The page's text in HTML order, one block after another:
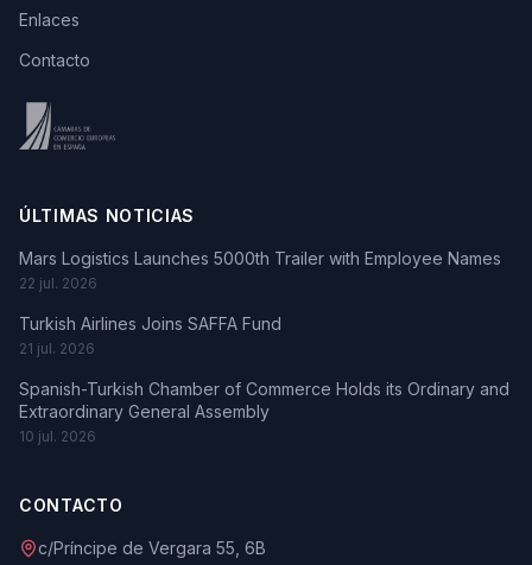
Enlaces
Contacto
ÚLTIMAS NOTICIAS
Mars Logistics Launches 5000th Trailer with Employee Names
22 jul. 2026
Turkish Airlines Joins SAFFA Fund
21 jul. 2026
Spanish-Turkish Chamber of Commerce Holds its Ordinary and
Extraordinary General Assembly
10 jul. 2026
CONTACTO
c/Príncipe de Vergara 55, 6B